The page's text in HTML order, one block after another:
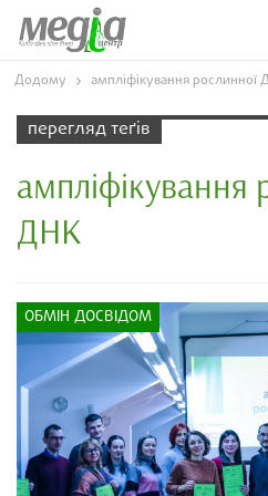
Додому ампліфікування рослинної
перегляд теґів
ампліфікування
ДНК
ОБМІН ДОСВІДОМ